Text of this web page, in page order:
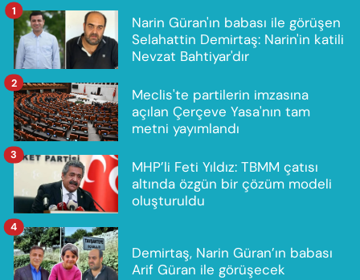
Narin Güran'ın babası ile görüşen
Selahattin Demirtaş: Narin'in katili
Nevzat Bahtiyar'dır
1
Meclis'te partilerin imzasına
açılan Çerçeve Yasa'nın tam
metni yayımlandı
2
MHP’li Feti Yıldız: TBMM çatısı
altında özgün bir çözüm modeli
oluşturuldu
3
Demirtaş, Narin Güran’ın babası
Arif Güran ile görüşecek
4